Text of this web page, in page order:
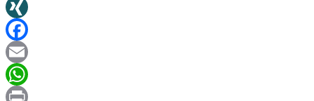
Twitter
XING
Facebook
Email
WhatsApp